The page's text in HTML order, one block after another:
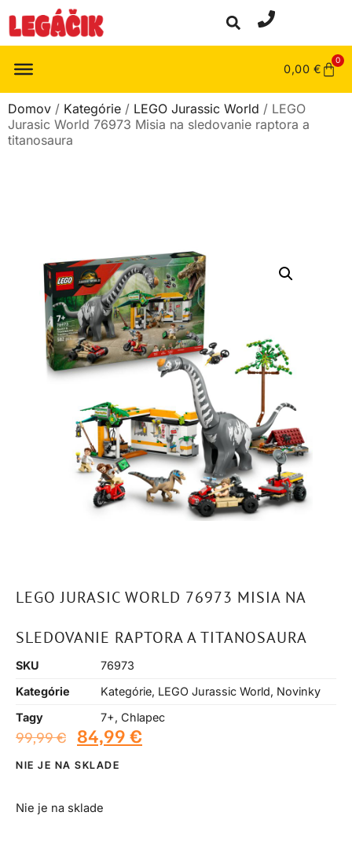
0,00 €
0
Domov / Kategórie / LEGO Jurassic World / LEGO
Jurasic World 76973 Misia na sledovanie raptora a
titanosaura
LEGO JURASIC WORLD 76973 MISIA NA
SLEDOVANIE RAPTORA A TITANOSAURA
SKU
76973
Kategórie
Kategórie, LEGO Jurassic World, Novinky
Tagy
7+, Chlapec
99,99€ 84,99 €
NIE JE NA SKLADE
Nie je na sklade